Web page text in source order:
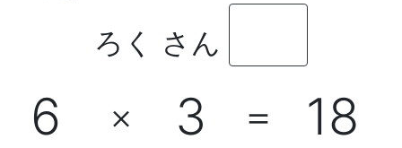
ろく さん
6 × 3 ＝ 18